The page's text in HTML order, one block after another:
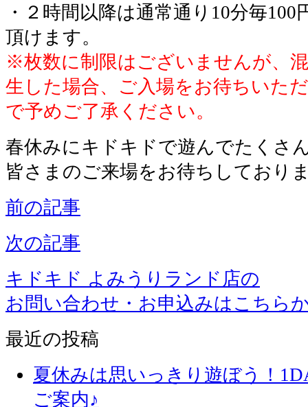
・２時間以降は通常通り10分毎
頂けます。
※枚数に制限はございませんが、
生した場合、ご入場をお待ちいた
で予めご了承ください。
春休みにキドキドで遊んでたくさ
皆さまのご来場をお待ちしており
前の記事
次の記事
キドキド よみうりランド店の
お問い合わせ・お申込みはこちら
最近の投稿
夏休みは思いっきり遊ぼう！
ご案内♪